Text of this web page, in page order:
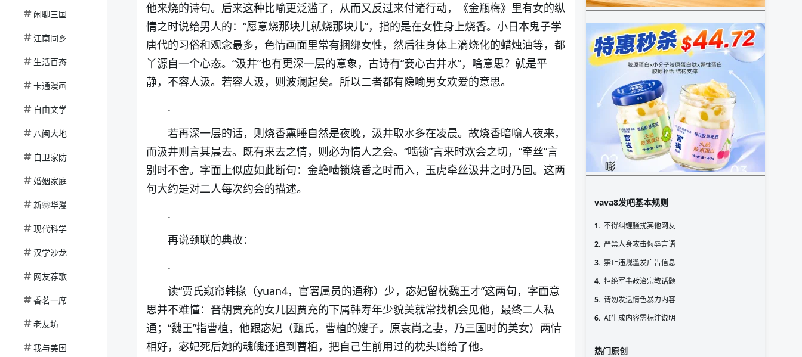
闲聊三国
江南同乡
生活百态
卡通漫画
自由文学
八闽大地
自卫家防
婚姻家庭
新❀华漫
现代科学
汉学沙龙
网友荐歌
香茗一席
老友坊
我与美国
他来烧的诗句。后来这种比喻更泛滥了，从而又反过来付诸行动，《金瓶梅》里有女的纵
情之时说给男人的：“愿意烧那块儿就烧那块儿”，指的是在女性身上烧香。小日本鬼子学
唐代的习俗和观念最多，色情画面里常有捆绑女性，然后往身体上滴烧化的蜡烛油等，都
丫源自一个心态。“汲井”也有更深一层的意象，古诗有“妾心古井水”，啥意思？就是平
静，不容人汲。若容人汲，则波澜起矣。所以二者都有隐喻男女欢爱的意思。
.
若再深一层的话，则烧香熏睡自然是夜晚，汲井取水多在凌晨。故烧香暗喻人夜来，
而汲井则言其晨去。既有来去之情，则必为情人之会。“啮锁”言来时欢会之切，“牵丝”言
别时不舍。字面上似应如此断句：金蟾啮锁烧香之时而入，玉虎牵丝汲井之时乃回。这两
句大约是对二人每次约会的描述。
.
再说颈联的典故：
.
读“贾氏窥帘韩掾（yuan4，官署属员的通称）少，宓妃留枕魏王才”这两句，字面意
思并不难懂：晋朝贾充的女儿因贾充的下属韩寿年少貌美就常找机会见他，最终二人私
通；“魏王”指曹植，他跟宓妃（甄氏，曹植的嫂子。原袁尚之妻，乃三国时的美女）两情
相好，宓妃死后她的魂魄还追到曹植，把自己生前用过的枕头赠给了他。
vava8发吧基本规则
1. 不得纠缠骚扰其他网友
2. 严禁人身攻击侮辱言语
3. 禁止违规滥发广告信息
4. 拒绝军事政治宗教话题
5. 请勿发送情色暴力内容
6. AI生成内容需标注说明
热门原创